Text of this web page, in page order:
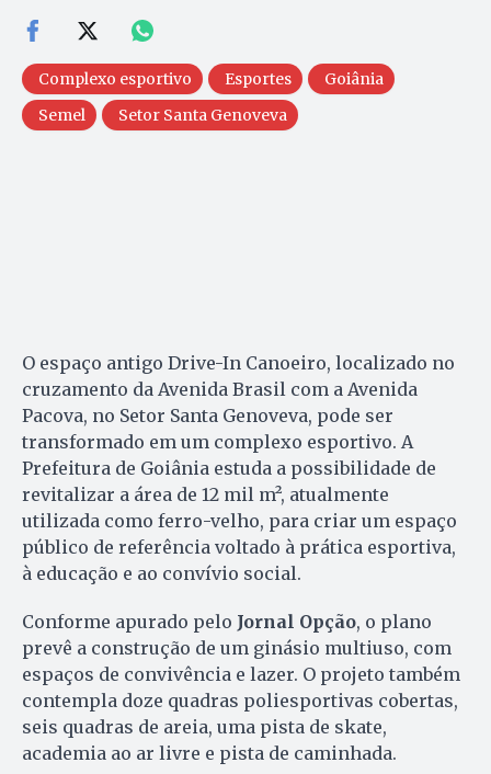
Complexo esportivo Esportes
Goiânia
Semel
Setor Santa Genoveva
O espaço antigo Drive-In Canoeiro, localizado no
cruzamento da Avenida Brasil com a Avenida
Pacova, no Setor Santa Genoveva, pode ser
transformado em um complexo esportivo. A
Prefeitura de Goiânia estuda a possibilidade de
revitalizar a área de 12 mil m², atualmente
utilizada como ferro-velho, para criar um espaço
público de referência voltado à prática esportiva,
à educação e ao convívio social.
Conforme apurado pelo Jornal Opção, o plano
prevê a construção de um ginásio multiuso, com
espaços de convivência e lazer. O projeto também
contempla doze quadras poliesportivas cobertas,
seis quadras de areia, uma pista de skate,
academia ao ar livre e pista de caminhada.